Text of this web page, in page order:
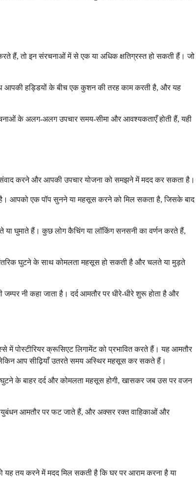
हैं, तो इन संरचनाओं में से एक या अधिक क्षतिग्रस्त हो सकती हैं। जो
आपकी हड्डियों के बीच एक कुशन की तरह काम करती है, और यह
के अलग-अलग उपचार समय-सीमा और आवश्यकताएँ होती हैं, यही
संवाद करने और आपकी उपचार योजना को समझने में मदद कर सकता है।
आपको एक पॉप सुनने या महसूस करने को मिल सकता है, जिसके बाद
घुमाते हैं। कुछ लोग कैचिंग या लॉकिंग सनसनी का वर्णन करते हैं,
घुटने के साथ कोमलता महसूस हो सकती है और चलते या मुड़ते
नी कहा जाता है। दर्द आमतौर पर धीरे-धीरे शुरू होता है और
पोस्टीरियर क्रूसिएट लिगामेंट को प्रभावित करते हैं। यह आमतौर
लेकिन आप सीढ़ियाँ उतरते समय अस्थिर महसूस कर सकते हैं।
के बाहर दर्द और कोमलता महसूस होगी, खासकर जब उस पर वजन
आमतौर पर फट जाते हैं, और अक्सर रक्त वाहिकाओं और
तय करने में मदद मिल सकती है कि घर पर आराम करना है या